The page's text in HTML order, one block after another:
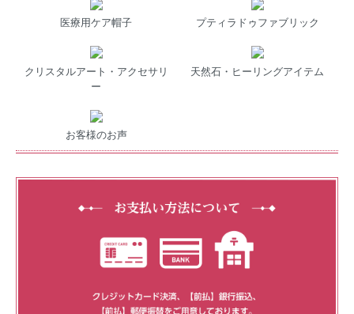
医療用ケア帽子 プティラドゥファブリック
クリスタルアート・アクセサリ
ー
天然石・ヒーリングアイテム
お客様のお声